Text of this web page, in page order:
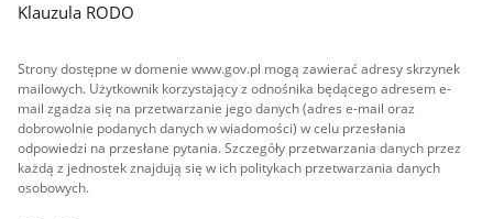
Klauzula RODO
Strony dostępne w domenie www.gov.pl mogą zawierać adresy skrzynek
mailowych. Użytkownik korzystający z odnośnika będącego adresem e-
mail zgadza się na przetwarzanie jego danych (adres e-mail oraz
dobrowolnie podanych danych w wiadomości) w celu przesłania
odpowiedzi na przesłane pytania. Szczegóły przetwarzania danych przez
każdą z jednostek znajdują się w ich politykach przetwarzania danych
osobowych.